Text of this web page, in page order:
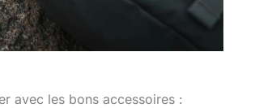
avec les bons accessoires :